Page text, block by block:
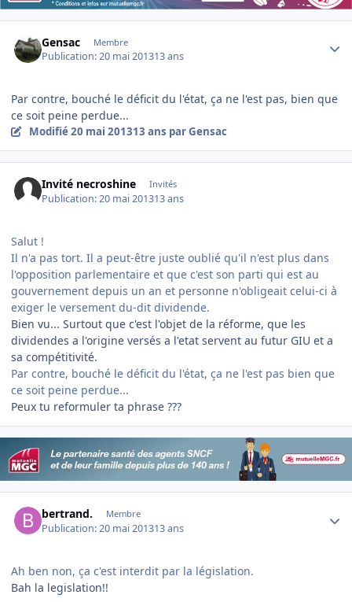
Gensac Membre
Publication:20 mai 201313 ans
Par contre, bouché le déficit du l'état, ça ne l'est pas, bien que
ce soit peine perdue...
Modifié20 mai 201313 ans par Gensac
Invité necroshine Invités
Publication:20 mai 201313 ans
Salut !
Il n'a pas tort. Il a peut-être juste oublié qu'il n'est plus dans
l'opposition parlementaire et que c'est son parti qui est au
gouvernement depuis un an et personne n'obligeait celui-ci à
exiger le versement du-dit dividende.
Bien vu... Surtout que c'est l'objet de la réforme, que les
dividendes a l'origine versés a l'etat servent au futur GIU et a
sa compétitivité.
Par contre, bouché le déficit du l'état, ça ne l'est pas bien que
ce soit peine perdue...
Peux tu reformuler ta phrase ???
bertrand. Membre
Publication:20 mai 201313 ans
Ah ben non, ça c'est interdit par la législation.
Bah la legislation!!